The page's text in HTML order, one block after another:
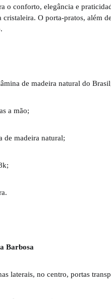
o conforto, elegância e
O porta-pratos, além
de madeira natural do
a mão;
de madeira natural;
Barbosa